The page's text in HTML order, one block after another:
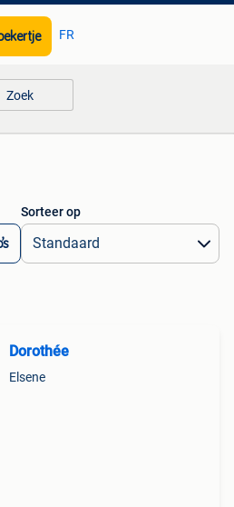
FR
Zoek
Sorteer op
Dorothée
Elsene